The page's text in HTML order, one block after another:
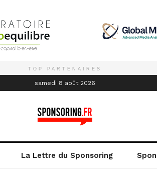
TOP PARTENAIRES
samedi 8 août 2026
La Lettre du Sponsoring